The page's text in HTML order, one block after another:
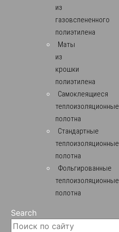
из
газовспененного
полиэтилена
Маты
из
крошки
полиэтилена
Самоклеящиеся
теплоизоляционные
полотна
Стандартные
теплоизоляционные
полотна
Фольгированные
теплоизоляционные
полотна
Search